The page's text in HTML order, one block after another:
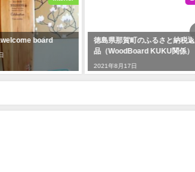
賀町のふるさと納税返礼
KUKU関係）
17日
那賀町産材・ウッドボード
Ｕがみなとモデル二酸化炭
認証制度に登録されました